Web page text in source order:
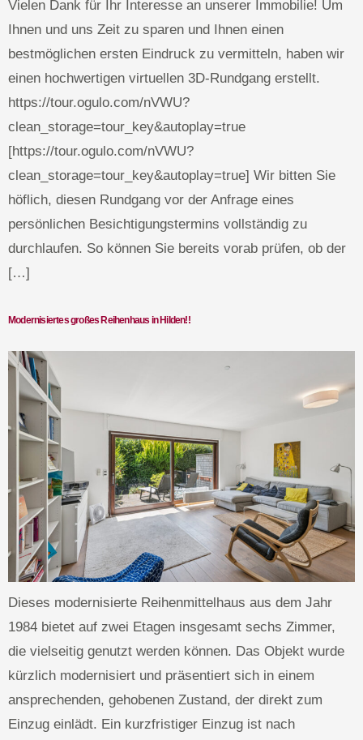
Vielen Dank für Ihr Interesse an unserer Immobilie! Um
Ihnen und uns Zeit zu sparen und Ihnen einen
bestmöglichen ersten Eindruck zu vermitteln, haben wir
einen hochwertigen virtuellen 3D-Rundgang erstellt.
https://tour.ogulo.com/nVWU?
clean_storage=tour_key&autoplay=true
[https://tour.ogulo.com/nVWU?
clean_storage=tour_key&autoplay=true] Wir bitten Sie
höflich, diesen Rundgang vor der Anfrage eines
persönlichen Besichtigungstermins vollständig zu
durchlaufen. So können Sie bereits vorab prüfen, ob der
[…]
Modernisiertes großes Reihenhaus in Hilden!!
Dieses modernisierte Reihenmittelhaus aus dem Jahr
1984 bietet auf zwei Etagen insgesamt sechs Zimmer,
die vielseitig genutzt werden können. Das Objekt wurde
kürzlich modernisiert und präsentiert sich in einem
ansprechenden, gehobenen Zustand, der direkt zum
Einzug einlädt. Ein kurzfristiger Einzug ist nach